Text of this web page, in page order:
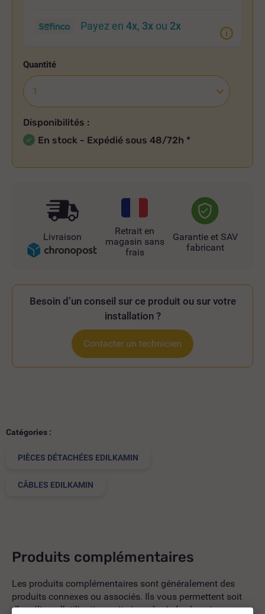
Payez en 4x, 3x ou 2x
Quantité
Disponibilités :
En stock - Expédié sous 48/72h *
Livraison
Retrait en
magasin sans
frais
Garantie et SAV
fabricant
Besoin d’un conseil sur ce produit ou sur votre
installation ?
Contacter un technicien
Catégories :
PIÈCES DÉTACHÉES EDILKAMIN
CÂBLES EDILKAMIN
Produits complémentaires
Les produits complémentaires sont généralement des
produits connexes ou associés. Ils vous permettent soit
d’améliorer l’utilisation soit répondre à des besoins